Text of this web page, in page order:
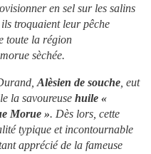
en sel sur les salins
troquaient leur pêche
toute la région
sèchée.
Alèsien de souche , eut
la savoureuse huile «
Morue ». Dès lors, cette
typique et incontournable
apprécié de la fameuse